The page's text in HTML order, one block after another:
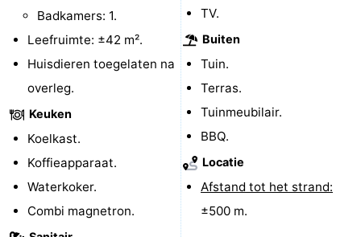
Minigolfbanen
Wellness
&
Steden
Natuur
Sporten
-
Zwembaden
Badkamers: 1.
Leefruimte: ±42 m².
Huisdieren toegelaten na
overleg.
Keuken
Koelkast.
Koffieapparaat.
Waterkoker.
Combi magnetron.
TV.
Buiten
Tuin.
Terras.
Tuinmeubilair.
BBQ.
Locatie
Afstand tot het strand:
±500 m.